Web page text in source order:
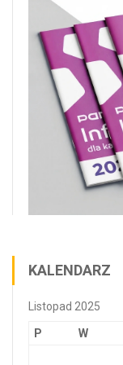
KALENDARZ
Listopad 2025
P W